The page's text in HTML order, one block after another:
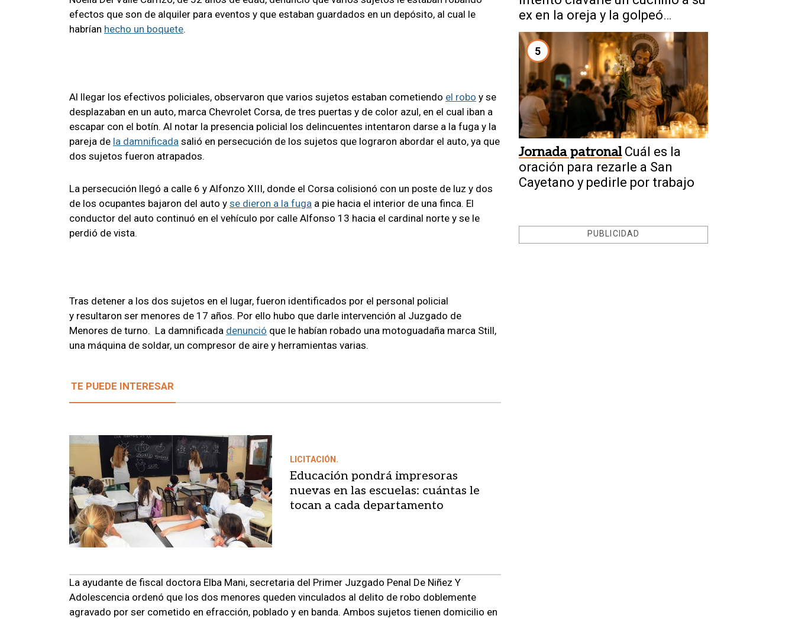
efectos que son de alquiler para eventos y que estaban guardados en un depósito, al cual le
habrían hecho un boquete.
Al llegar los efectivos policiales, observaron que varios sujetos estaban cometiendo el robo y se
desplazaban en un auto, marca Chevrolet Corsa, de tres puertas y de color azul, en el cual iban a
escapar con el botín. Al notar la presencia policial los delincuentes intentaron darse a la fuga y la
pareja de la damnificada salió en persecución de los sujetos que lograron abordar el auto, ya que
dos sujetos fueron atrapados.
La persecución llegó a calle 6 y Alfonzo XIII, donde el Corsa colisionó con un poste de luz y dos
de los ocupantes bajaron del auto y se dieron a la fuga a pie hacia el interior de una finca. El
conductor del auto continuó en el vehículo por calle Alfonso 13 hacia el cardinal norte y se le
perdió de vista.
Tras detener a los dos sujetos en el lugar, fueron identificados por el personal policial
y resultaron ser menores de 17 años. Por ello hubo que darle intervención al Juzgado de
Menores de turno. La damnificada denunció que le habían robado una motoguadaña marca Still,
una máquina de soldar, un compresor de aire y herramientas varias.
TE PUEDE INTERESAR
LICITACIÓN.
Educación pondrá impresoras
nuevas en las escuelas: cuántas le
tocan a cada departamento
La ayudante de fiscal doctora Elba Mani, secretaria del Primer Juzgado Penal De Niñez Y
Adolescencia ordenó que los dos menores queden vinculados al delito de robo doblemente
agravado por ser cometido en efracción, poblado y en banda. Ambos sujetos tienen domicilio en
ex en la oreja y la golpeó
brutalmente
5
Jornada patronal Cuál es la
oración para rezarle a San
Cayetano y pedirle por trabajo
PUBLICIDAD